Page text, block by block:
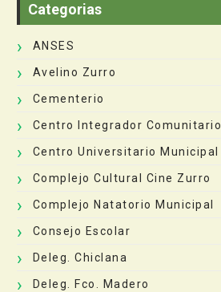
Categorias
ANSES
Avelino Zurro
Cementerio
Centro Integrador Comunitario
Centro Universitario Municipal
Complejo Cultural Cine Zurro
Complejo Natatorio Municipal
Consejo Escolar
Deleg. Chiclana
Deleg. Fco. Madero